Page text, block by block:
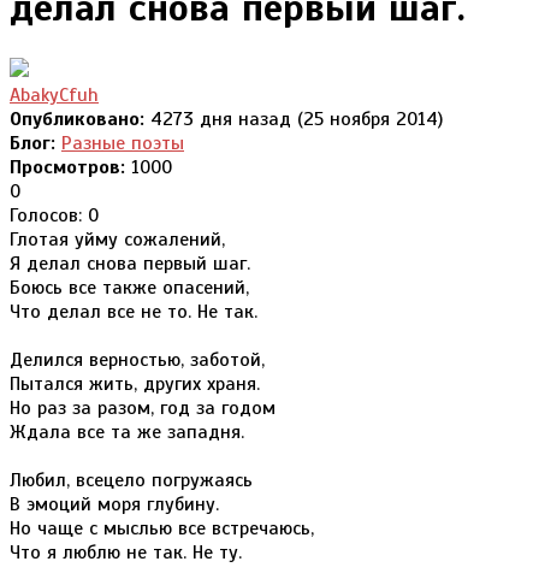
AbakyCfuh
Опубликовано: 4273 дня назад (25 ноября 2014)
Блог: Разные поэты
Просмотров: 1000
0
Голосов: 0
Глотая уйму сожалений,
Я делал снова первый шаг.
Боюсь все также опасений,
Что делал все не то. Не так.
Делился верностью, заботой,
Пытался жить, других храня.
Но раз за разом, год за годом
Ждала все та же западня.
Любил, всецело погружаясь
В эмоций моря глубину.
Но чаще с мыслью все встречаюсь,
Что я люблю не так. Не ту.